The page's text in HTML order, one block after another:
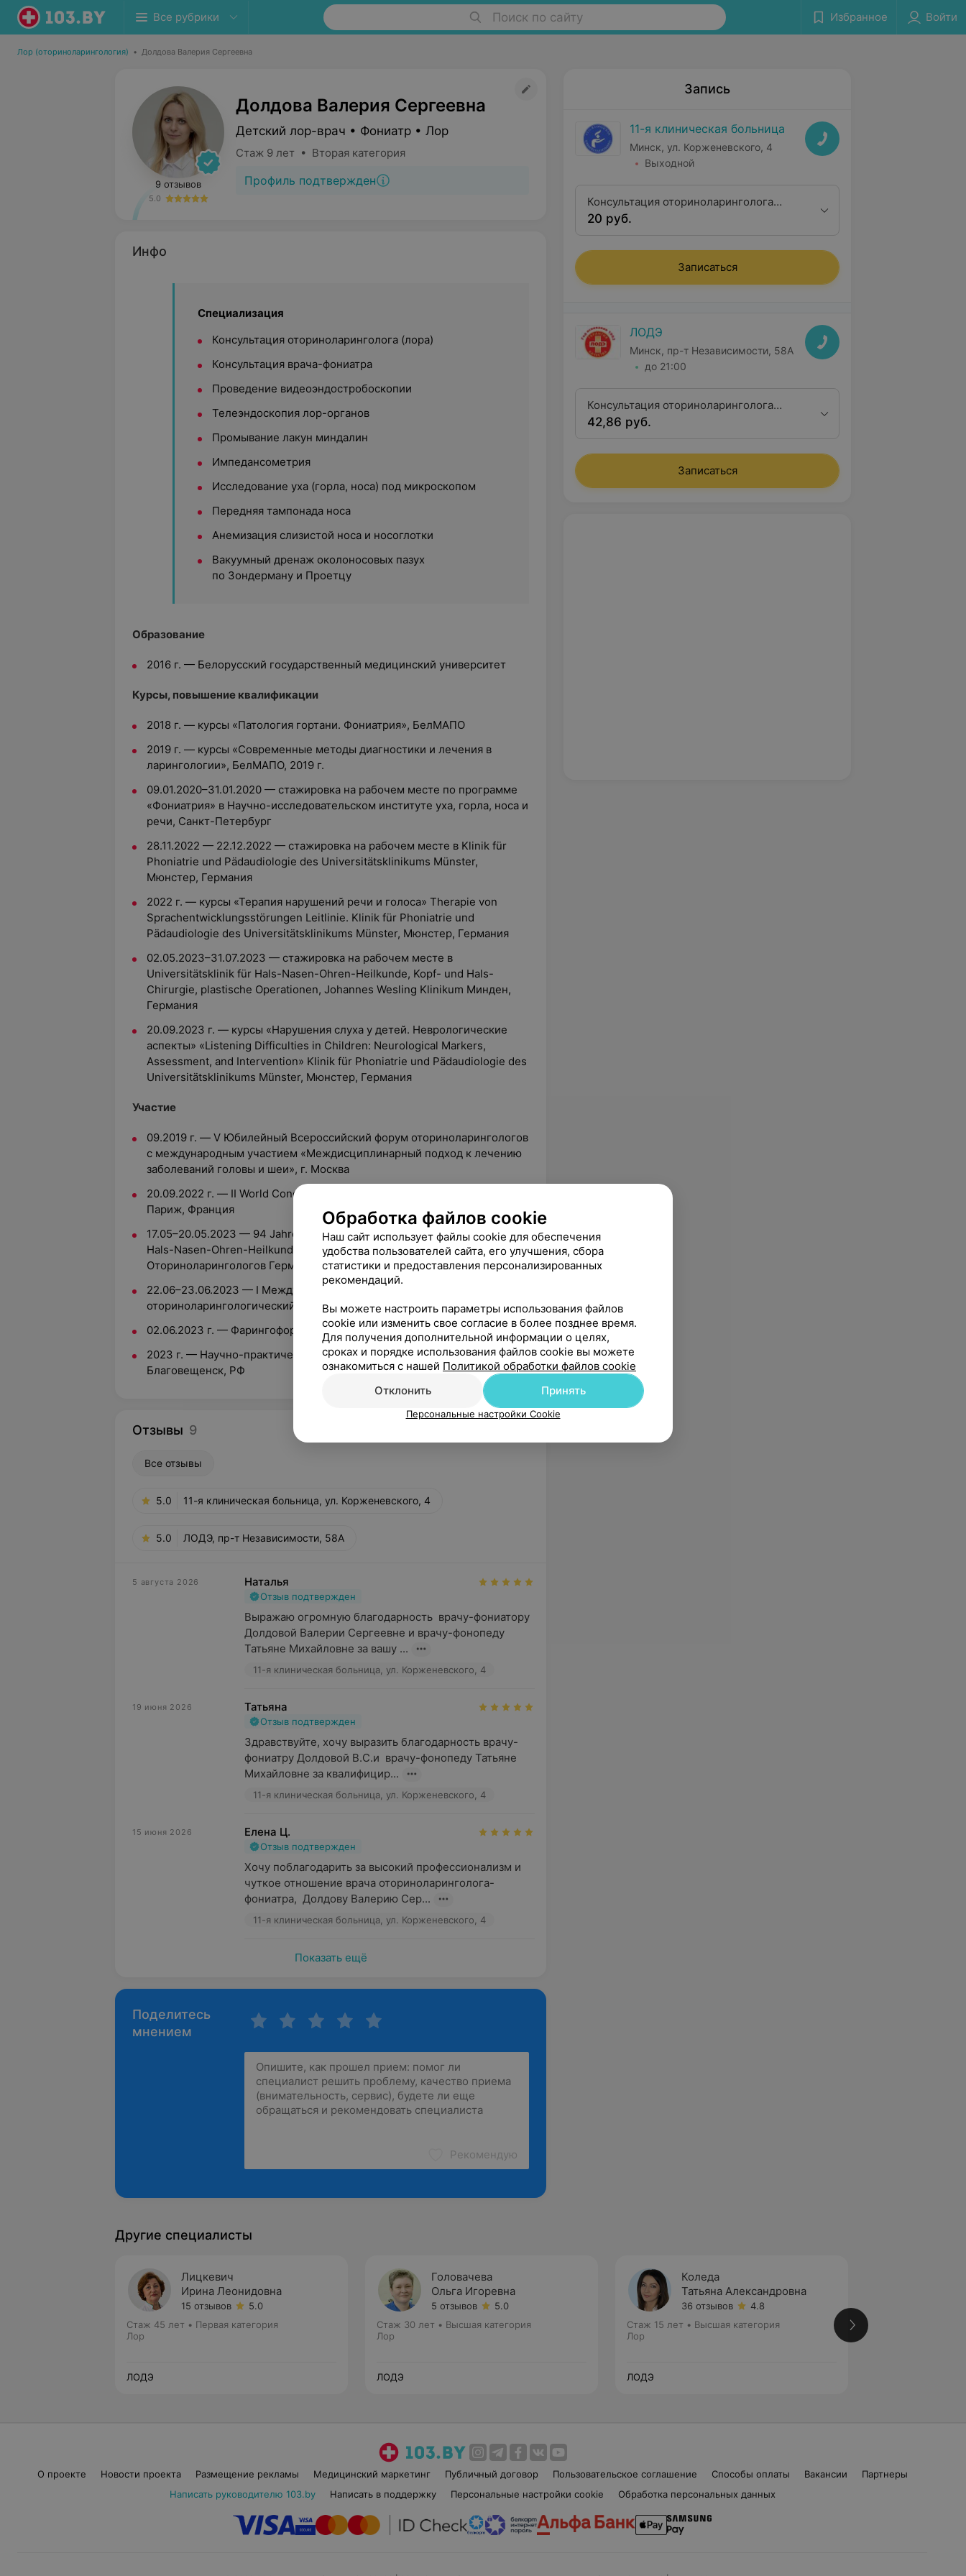
Все рубрики Поиск по сайту Избранное Войти
Лор (оториноларингология) • Долдова Валерия Сергеевна
9 отзывов
5.0
Долдова Валерия Сергеевна
Детский лор-врач • Фониатр • Лор
Стаж 9 лет • Вторая категория
Профиль подтвержден
Инфо
Специализация
Консультация оториноларинголога (лора)
Консультация врача-фониатра
Проведение видеоэндостробоскопии
Телеэндоскопия лор-органов
Промывание лакун миндалин
Импедансометрия
Исследование уха (горла, носа) под микроскопом
Передняя тампонада носа
Анемизация слизистой носа и носоглотки
Вакуумный дренаж околоносовых пазух
по Зондерману и Проетцу
Образование
2016 г. — Белорусский государственный медицинский университет
Курсы, повышение квалификации
2018 г. — курсы «Патология гортани. Фониатрия», БелМАПО
2019 г. — курсы «Современные методы диагностики и лечения в
ларингологии», БелМАПО, 2019 г.
09.01.2020–31.01.2020 — стажировка на рабочем месте по программе
«Фониатрия» в Научно-исследовательском институте уха, горла, носа и
речи, Санкт-Петербург
28.11.2022 — 22.12.2022 — стажировка на рабочем месте в Klinik für
Phoniatrie und Pädaudiologie des Universitätsklinikums Münster,
Мюнстер, Германия
2022 г. — курсы «Терапия нарушений речи и голоса» Therapie von
Sprachentwicklungsstörungen Leitlinie. Klinik für Phoniatrie und
Pädaudiologie des Universitätsklinikums Münster, Мюнстер, Германия
02.05.2023–31.07.2023 — стажировка на рабочем месте в
Universitätsklinik für Hals-Nasen-Ohren-Heilkunde, Kopf- und Hals-
Chirurgie, plastische Operationen, Johannes Wesling Klinikum Mинден,
Германия
20.09.2023 г. — курсы «Нарушения слуха у детей. Неврологические
аспекты» «Listening Difficulties in Children: Neurological Markers,
Assessment, and Intervention» Klinik für Phoniatrie und Pädaudiologie des
Universitätsklinikums Münster, Мюнстер, Германия
Участие
09.2019 г. — V Юбилейный Всероссийский форум оториноларингологов
с международным участием «Междисциплинарный подход к лечению
заболеваний головы и шеи», г. Москва
20.09.2022 г. — II World Congress on Otology, Rhinology & Laryngology, г.
Париж, Франция
17.05–20.05.2023 — 94 Jahresversammlung der Deutsche Gesellschaft für
Hals-Nasen-Ohren-Heilkunde, Kopf- und Hals-Chirurgie (94-й Съезд
Оториноларингологов Германии), г. Лейпцих, Германия
22.06–23.06.2023 — I Международный молодежный
оториноларингологический форум, г. Гродно
02.06.2023 г. — Фарингофорум, г. Минск
2023 г. — Научно-практическая конференция оториноларингологов, г.
Благовещенск, РФ
Отзывы 9
Все отзывы
5.0 11-я клиническая больница, ул. Корженевского, 4
5.0 ЛОДЭ, пр-т Независимости, 58А
5 августа 2026 Наталья
Отзыв подтвержден
Выражаю огромную благодарность  врачу-фониатору
Долдовой Валерии Сергеевне и врачу-фонопеду
Татьяне Михайловне за вашу ...
11-я клиническая больница, ул. Корженевского, 4
19 июня 2026 Татьяна
Отзыв подтвержден
Здравствуйте, хочу выразить благодарность врачу-
фониатру Долдовой В.С.и  врачу-фонопеду Татьяне
Михайловне за квалифицир...
11-я клиническая больница, ул. Корженевского, 4
15 июня 2026 Елена Ц.
Отзыв подтвержден
Хочу поблагодарить за высокий профессионализм и
чуткое отношение врача оториноларинголога-
фониатра,  Долдову Валерию Сер...
11-я клиническая больница, ул. Корженевского, 4
Показать ещё
Поделитесь
мнением
Рекомендую
Запись
11-я клиническая больница
Минск, ул. Корженевского, 4
Выходной
Консультация оториноларинголога
второй квалификационной категории
20 руб.
Записаться
ЛОДЭ
Минск, пр-т Независимости, 58А
до 21:00
Консультация оториноларинголога
второй квалификационной категории
42,86 руб.
Записаться
Другие специалисты
Лицкевич
Ирина Леонидовна
15 отзывов
5.0
Стаж 45 лет • Первая категория
Лор
ЛОДЭ
Головачева
Ольга Игоревна
5 отзывов
5.0
Стаж 30 лет • Высшая категория
Лор
ЛОДЭ
Коледа
Татьяна Александровна
36 отзывов
4.8
Стаж 15 лет • Высшая категория
Лор
ЛОДЭ
О проекте Новости проекта Размещение рекламы Медицинский маркетинг Публичный договор Пользовательское соглашение Способы оплаты Вакансии
Партнеры
Написать руководителю 103.by
Написать в поддержку Персональные настройки cookie Обработка персональных данных
Обработка файлов cookie
Наш сайт использует файлы cookie для обеспечения
удобства пользователей сайта, его улучшения, сбора
статистики и предоставления персонализированных
рекомендаций.
Вы можете настроить параметры использования файлов
cookie или изменить свое согласие в более позднее время.
Для получения дополнительной информации о целях,
сроках и порядке использования файлов cookie вы можете
ознакомиться с нашей Политикой обработки файлов cookie
Отклонить
Принять
Персональные настройки Cookie